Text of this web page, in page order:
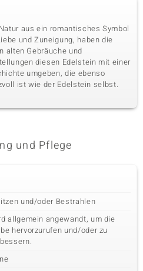
2 à 4 mm
Schliff
Rundschliff
Herkunft
Brasilien
aus ein romantisches Symbol
und Zuneigung, haben die
alten Gebräuche und
diesen Edelstein mit einer
umgeben, die ebenso
ist wie der Edelstein selbst.
und Pflege
und/oder Bestrahlen
allgemein angewandt, um die
hervorzurufen und/oder zu